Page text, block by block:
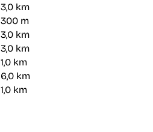
3,0 km
300 m
3,0 km
3,0 km
1,0 km
6,0 km
1,0 km